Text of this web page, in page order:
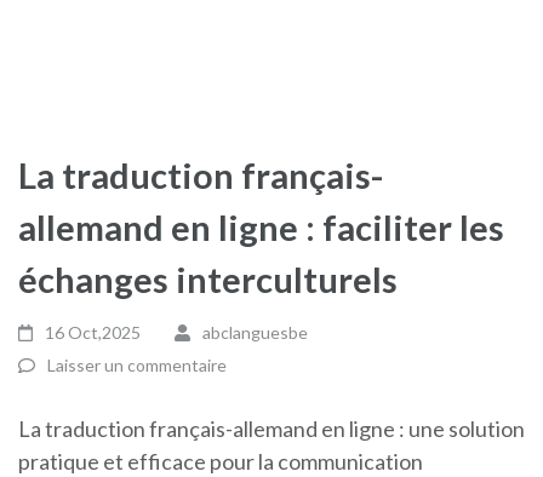
La traduction français-
allemand en ligne : faciliter les
échanges interculturels
16 Oct,2025
abclanguesbe
Laisser un commentaire
La traduction français-allemand en ligne : une solution
pratique et efficace pour la communication